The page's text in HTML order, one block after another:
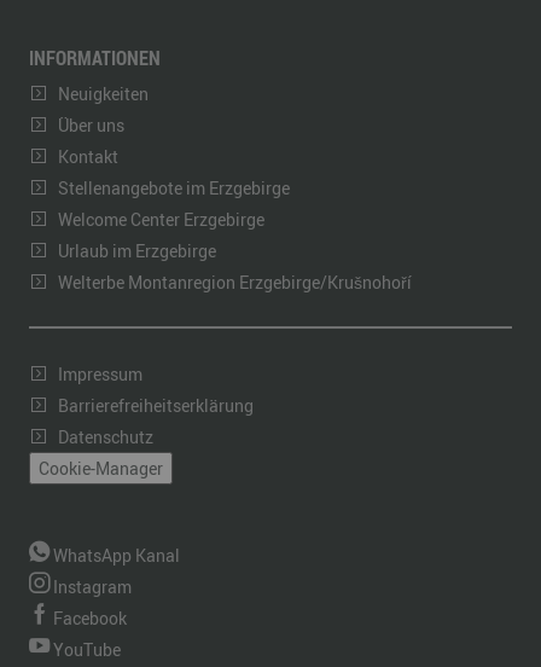
INFORMATIONEN
Neuigkeiten
Über uns
Kontakt
Stellenangebote im Erzgebirge
Welcome Center Erzgebirge
Urlaub im Erzgebirge
Welterbe Montanregion Erzgebirge/Krušnohoří
Impressum
Barrierefreiheitserklärung
Datenschutz
Cookie-Manager
WhatsApp Kanal
Instagram
Facebook
YouTube